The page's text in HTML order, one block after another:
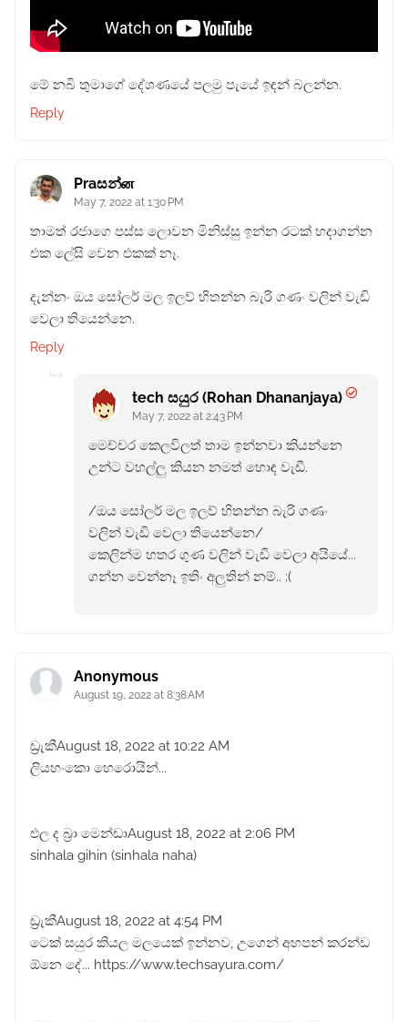
මේ නබි තුමාගේ දේශණයේ පලමු පැයේ ඉඳන් බලන්න.
Reply
Praසන්ன
May 7, 2022 at 1:30 PM
තාමත් රජාගෙ පස්ස ලොවන මිනිස්සු ඉන්න රටක් හදාගන්න
එක ලේසි වෙන එකක් නෑ.
දැන්නං ඔය සෝලර් මල ඉලව් හිතන්න බැරි ගණං වලින් වැඩි
වෙලා තියෙන්නෙ.
Reply
tech සයුර (Rohan Dhananjaya)
May 7, 2022 at 2:43 PM
මෙච්චර කෙලවිලත් තාම ඉන්නවා කියන්නෙ
උන්ට වහල්ලු කියන නමත් හොඳ වැඩී.
/ඔය සෝලර් මල ඉලව් හිතන්න බැරි ගණං
වලින් වැඩි වෙලා තියෙන්නෙ/
කෙලින්ම හතර ගුණ වලින් වැඩි වෙලා අයියේ...
ගන්න වෙන්නෑ ඉතිං අලුතින් නම්.. :(
Anonymous
August 19, 2022 at 8:38 AM
ඩ්‍රැකීAugust 18, 2022 at 10:22 AM
ලියහංකො හෙරොයින්...
එල ද බ්‍රා මෙන්ඩාAugust 18, 2022 at 2:06 PM
sinhala gihin (sinhala naha)
ඩ්‍රැකීAugust 18, 2022 at 4:54 PM
ටෙක් සයුර කියල මලයෙක් ඉන්නව, උගෙන් අහපන් කරන්ඩ
ඕනෙ දේ... https://www.techsayura.com/